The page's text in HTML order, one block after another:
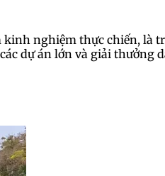
nghiệm thực chiến, là
dự án lớn và giải thưởng